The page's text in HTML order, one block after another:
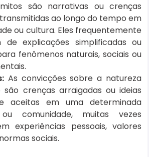
são narrativas ou crenças
ao longo do tempo em
ou cultura. Eles frequentemente
de explicações simplificadas ou
fenômenos naturais, sociais ou
As convicções sobre a natureza
crenças arraigadas ou ideias
aceitas em uma determinada
comunidade, muitas vezes
experiências pessoais, valores
sociais.